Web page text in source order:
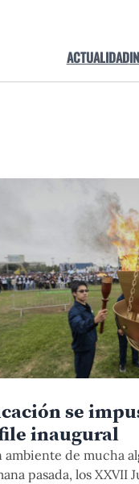
ACTUALIDAD
se
inaugural
ambiente de mucha
pasada, los XXVII